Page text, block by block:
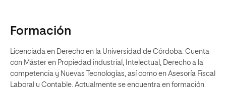
Formación
Licenciada en Derecho en la Universidad de Córdoba. Cuenta
con Máster en Propiedad industrial, Intelectual, Derecho a la
competencia y Nuevas Tecnologías, así como en Asesoría Fiscal
Laboral y Contable. Actualmente se encuentra en formación